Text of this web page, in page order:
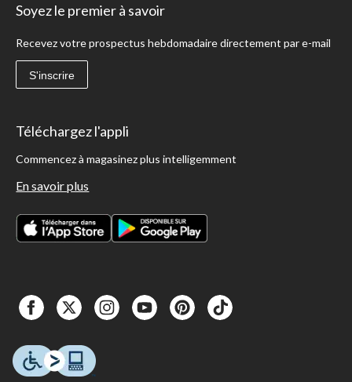
Soyez le premier à savoir
Recevez votre prospectus hebdomadaire directement par e-mail
S'inscrire
Téléchargez l'appli
Commencez à magasinez plus intelligemment
En savoir plus